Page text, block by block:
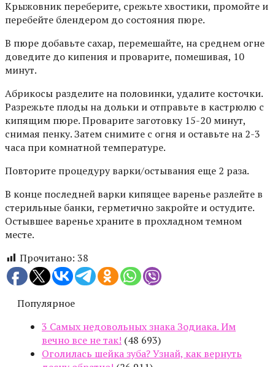
Крыжовник переберите, срежьте хвостики, промойте и
перебейте блендером до состояния пюре.
В пюре добавьте сахар, перемешайте, на среднем огне
доведите до кипения и проварите, помешивая, 10
минут.
Абрикосы разделите на половинки, удалите косточки.
Разрежьте плоды на дольки и отправьте в кастрюлю с
кипящим пюре. Проварите заготовку 15-20 минут,
снимая пенку. Затем снимите с огня и оставьте на 2-3
часа при комнатной температуре.
Повторите процедуру варки/остывания еще 2 раза.
В конце последней варки кипящее варенье разлейте в
стерильные банки, герметично закройте и остудите.
Остывшее варенье храните в прохладном темном
месте.
Прочитано: 38
Популярное
3 Самых недовольных знака Зодиака. Им
вечно все не так! (48 693)
Оголилась шейка зуба? Узнай, как вернуть